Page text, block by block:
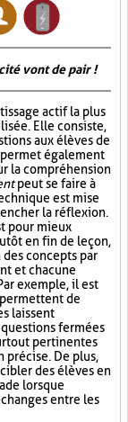
vont de pair !
actif la plus
Elle consiste,
aux élèves de
également
la compréhension
peut se faire à
est mise
la réflexion.
pour mieux
en fin de leçon,
des concepts par
et chacune
exemple, il est
de
laissent
fermées
pertinentes
précise. De plus,
des élèves en
lorsque
entre les